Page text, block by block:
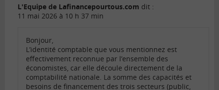
L'Equipe de Lafinancepourtous.com dit :
11 mai 2026 à 10 h 37 min
Bonjour,
L’identité comptable que vous mentionnez est
effectivement reconnue par l’ensemble des
économistes, car elle découle directement de la
comptabilité nationale. La somme des capacités et
besoins de financement des trois secteurs (public,